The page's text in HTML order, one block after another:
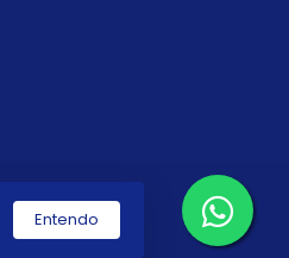
Entendo